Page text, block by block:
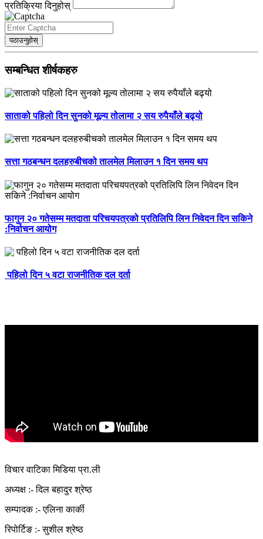
प्रतिक्रिया दिनुहोस्
पठाउनुहोस्
सम्बन्धित शीर्षकहरु
साताको पहिलो दिन सुनको मूल्य तोलामा २ सय रुपैयाँले बढ्यो
सत्ता गठबन्धन दलहरुबीचको तालमेल मिलाउन १ दिन समय थप
फागुन २० गतेसम्म मतदाता परिचयपत्रको प्रतिलिपि लिन निवेदन दिन सकिने
:निर्वाचन आयोग
पहिलो दिन ५ वटा राजनीतिक दल दर्ता
विचार वाटिका मिडिया प्रा.ली
अध्यक्ष :- दिल बहादुर श्रेष्ठ
सम्पादक :- एलिना कार्की
रिपोर्टिङ :- सुशील श्रेष्ठ